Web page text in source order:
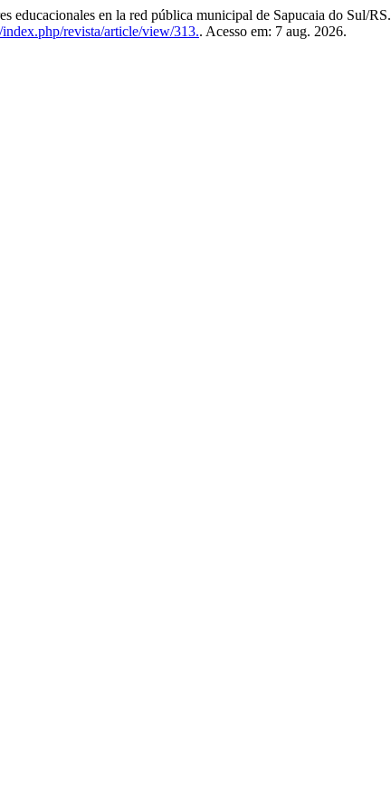
educacionales en la red pública municipal de Sapucaia do Sul/RS.
revista/article/view/313.. Acesso em: 7 aug. 2026.